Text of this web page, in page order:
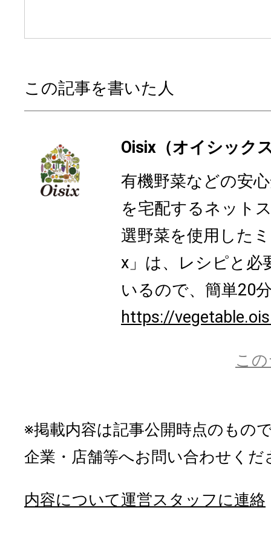
この記事を書いた人
Oisix（オイシック
有機野菜などの安
を宅配するネット
選野菜を使用した
x」は、レシピと必
いるので、簡単20
https://
こ
※掲載内容は記事公開時点のもの
企業・店舗等へお問い合わせくだ
内容について運営スタッフに連絡